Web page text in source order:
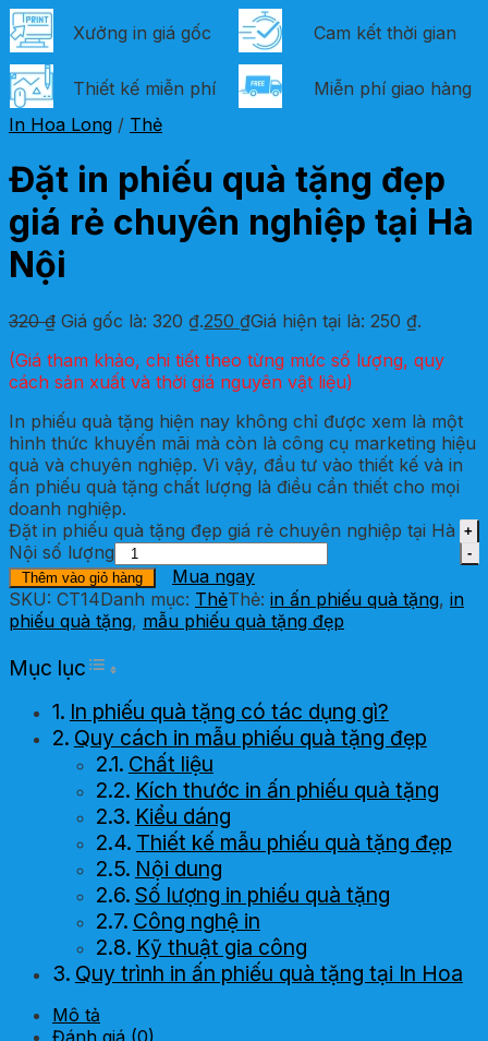
Xưởng in giá gốc Cam kết thời gian
Thiết kế miễn phí
Miễn phí giao hàng
In Hoa Long / Thẻ
Đặt in phiếu quà tặng đẹp
giá rẻ chuyên nghiệp tại Hà
Nội
320₫ Giá gốc là: 320 ₫.250 ₫Giá hiện tại là: 250 ₫.
(Giá tham khảo, chi tiết theo từng mức số lượng, quy
cách sản xuất và thời giá nguyên vật liệu)
In phiếu quà tặng hiện nay không chỉ được xem là một
hình thức khuyến mãi mà còn là công cụ marketing hiệu
quả và chuyên nghiệp. Vì vậy, đầu tư vào thiết kế và in
ấn phiếu quà tặng chất lượng là điều cần thiết cho mọi
doanh nghiệp.
Đặt in phiếu quà tặng đẹp giá rẻ chuyên nghiệp tại Hà
Nội số lượng
Thêm vào giỏ hàng
Mua ngay
SKU: CT14Danh mục: ThẻThẻ: in ấn phiếu quà tặng, in
phiếu quà tặng, mẫu phiếu quà tặng đẹp
Mục lục Toggle Table of Content
In phiếu quà tặng có tác dụng gì?
Quy cách in mẫu phiếu quà tặng đẹp
Chất liệu
Kích thước in ấn phiếu quà tặng
Kiểu dáng
Thiết kế mẫu phiếu quà tặng đẹp
Nội dung
Số lượng in phiếu quà tặng
Công nghệ in
Kỹ thuật gia công
Quy trình in ấn phiếu quà tặng tại In Hoa
Bước 1: Tiếp nhận yêu cầu
Mô tả
Đánh giá (0)